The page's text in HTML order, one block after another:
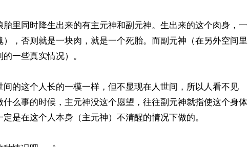
里同时降生出来的有主元神和副元神。生出来的这个肉身，一
，否则就是一块肉，就是一个死胎。而副元神（在另外空间里
一些真实情况）。
的这个人长的一模一样，但不显现在人世间，所以人看不见
么事的时候，主元神没这个愿望，往往副元神就指使这个身体
是在这个人本身（主元神）不清醒的情况下做的。